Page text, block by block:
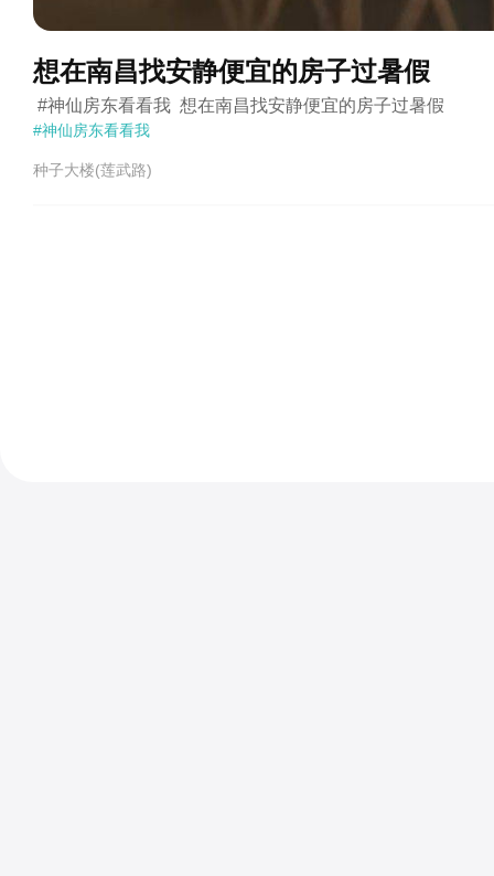
想在南昌找安静便宜的房子过暑假
#神仙房东看看我  想在南昌找安静便宜的房子过暑假
#神仙房东看看我
种子大楼(莲武路)